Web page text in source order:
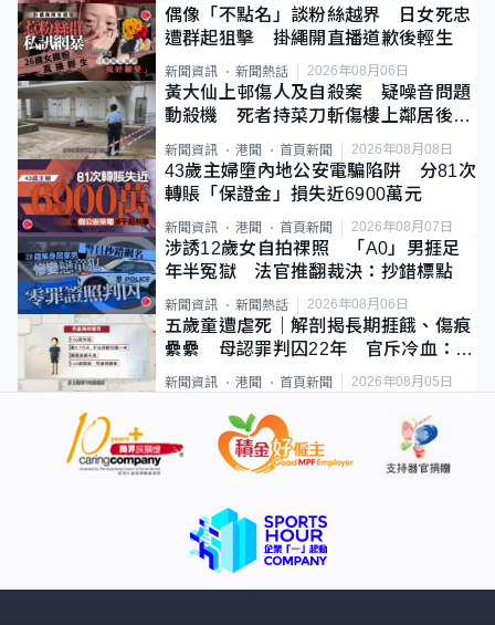
偶像「不點名」談粉絲越界 日女死忠
遭群起狙擊 掛繩開直播道歉後輕生
新聞資訊 新聞熱話 2026年08月06日
黃大仙上邨傷人及自殺案 疑噪音問題
動殺機 死者持菜刀斬傷樓上鄰居後墮
新聞資訊 港聞 首頁新聞 2026年08月08日
43歲主婦墮內地公安電騙陷阱 分81次
轉賬「保證金」損失近6900萬元
新聞資訊 港聞 首頁新聞 2026年08月07日
涉誘12歲女自拍祼照 「A0」男捱足
年半冤獄 法官推翻裁決：抄錯標點
新聞資訊 新聞熱話 2026年08月06日
五歲童遭虐死｜解剖揭長期捱餓、傷痕
纍纍 母認罪判囚22年 官斥冷血：同
類案最惡劣
新聞資訊 港聞 首頁新聞 2026年08月05日